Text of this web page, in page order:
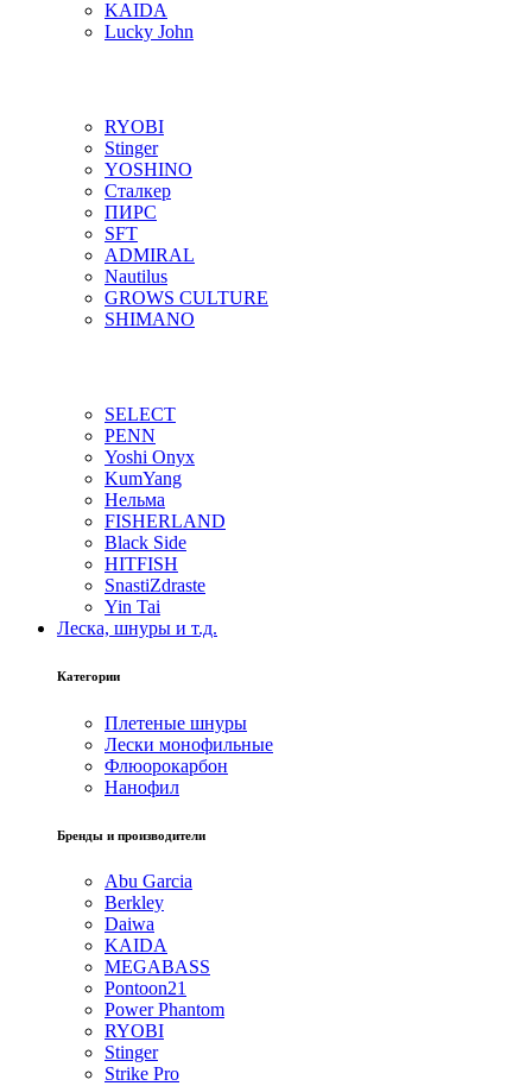
KAIDA
Lucky John
RYOBI
Stinger
YOSHINO
Сталкер
ПИРС
SFT
ADMIRAL
Nautilus
GROWS CULTURE
SHIMANO
SELECT
PENN
Yoshi Onyx
KumYang
Нельма
FISHERLAND
Black Side
HITFISH
SnastiZdraste
Yin Tai
Леска, шнуры и т.д.
Категории
Плетеные шнуры
Лески монофильные
Флюорокарбон
Нанофил
Бренды и производители
Abu Garcia
Berkley
Daiwa
KAIDA
MEGABASS
Pontoon21
Power Phantom
RYOBI
Stinger
Strike Pro